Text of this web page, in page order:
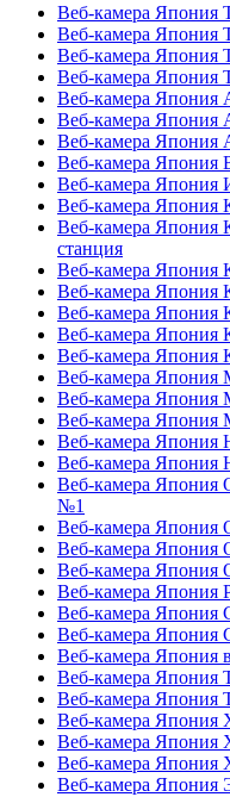
Веб-камера Япония
Веб-камера Япония
Веб-камера Япония
Веб-камера Япония
Веб-камера Япония
Веб-камера Япония
Веб-камера Япония
Веб-камера Япония
Веб-камера Япония
Веб-камера Япония
Веб-камера Япония
станция
Веб-камера Япония
Веб-камера Япония
Веб-камера Япония
Веб-камера Япония
Веб-камера Япония
Веб-камера Япония
Веб-камера Япония
Веб-камера Япония
Веб-камера Япония
Веб-камера Япония
Веб-камера Япония
№1
Веб-камера Япония
Веб-камера Япония
Веб-камера Япония
Веб-камера Япония
Веб-камера Япония
Веб-камера Япония
Веб-камера Япония
Веб-камера Япония
Веб-камера Япония
Веб-камера Япония
Веб-камера Япония
Веб-камера Япония
Веб-камера Япония